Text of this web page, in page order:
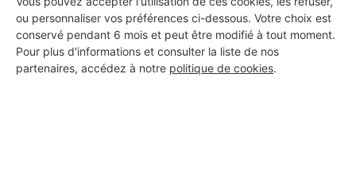
ou personnaliser vos préférences ci-dessous. Votre choix est
conservé pendant 6 mois et peut être modifié à tout moment.
Pour plus d'informations et consulter la liste de nos
partenaires, accédez à notre politique de cookies.